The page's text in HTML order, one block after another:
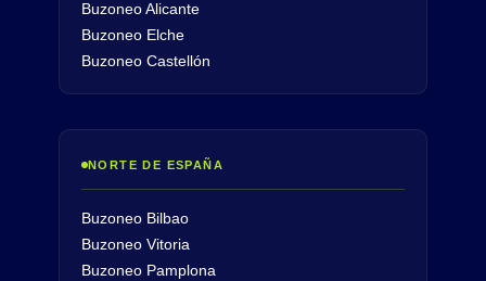
Buzoneo Alicante
Buzoneo Elche
Buzoneo Castellón
NORTE DE ESPAÑA
Buzoneo Bilbao
Buzoneo Vitoria
Buzoneo Pamplona